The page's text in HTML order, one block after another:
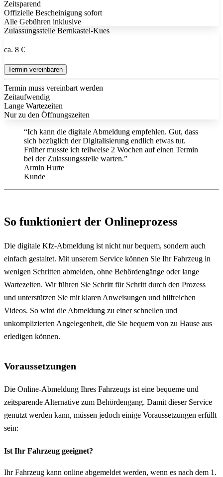
Zeitsparend
Offizielle Bescheinigung sofort
Alle Gebühren inklusive
Zulassungsstelle Bernkastel-Kues
ca. 8 €
Termin vereinbaren
Termin muss vereinbart werden
Zeitaufwendig
Lange Wartezeiten
Nur zu den Öffnungszeiten
“Ich kann die digitale Abmeldung empfehlen. Gut, dass
sich bezüglich der Digitalisierung endlich etwas tut.
Früher musste ich teilweise 2 Wochen auf einen Termin
bei der Zulassungsstelle warten.”
Armin Hurte
Kunde
So funktioniert der Onlineprozess
Die digitale Kfz-Abmeldung ist nicht nur bequem, sondern auch
einfach gestaltet. Mit unserem Service können Sie Ihr Fahrzeug in
wenigen Schritten abmelden, ohne Behördengänge oder lange
Wartezeiten. Wir führen Sie Schritt für Schritt durch den Prozess
und unterstützen Sie mit klaren Anweisungen und hilfreichen
Videos. So wird die Abmeldung zu einer schnellen und
unkomplizierten Angelegenheit, die Sie bequem von zu Hause aus
erledigen können.
Voraussetzungen
Die Online-Abmeldung Ihres Fahrzeugs ist eine bequeme und
zeitsparende Alternative zum Behördengang. Damit dieser Service
genutzt werden kann, müssen jedoch einige Voraussetzungen erfüllt
sein:
Ist Ihr Fahrzeug geeignet?
Ihr Fahrzeug kann online abgemeldet werden, wenn es nach dem 1.